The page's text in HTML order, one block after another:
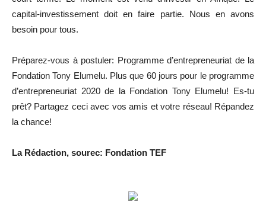
capital-investissement doit en faire partie. Nous en avons
besoin pour tous.
Préparez-vous à postuler: Programme d’entrepreneuriat de la
Fondation Tony Elumelu. Plus que 60 jours pour le programme
d’entrepreneuriat 2020 de la Fondation Tony Elumelu! Es-tu
prêt? Partagez ceci avec vos amis et votre réseau! Répandez
la chance!
La Rédaction, sourec: Fondation TEF